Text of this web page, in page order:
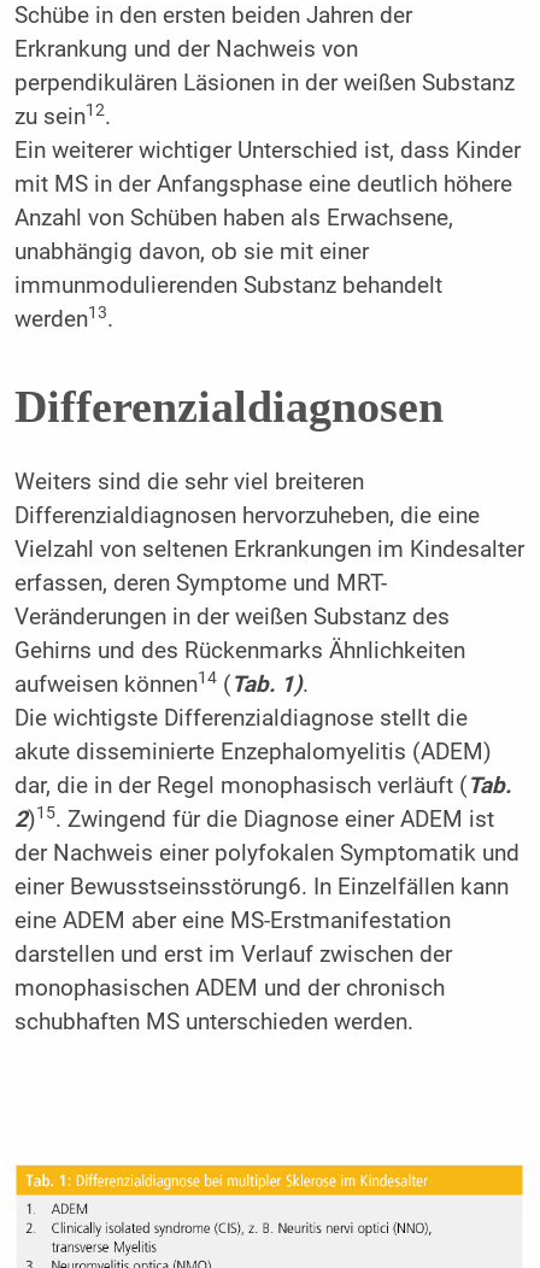
Schübe in den ersten beiden Jahren der
Erkrankung und der Nachweis von
perpendikulären Läsionen in der weißen Substanz
zu sein12.
Ein weiterer wichtiger Unterschied ist, dass Kinder
mit MS in der Anfangsphase eine deutlich höhere
Anzahl von Schüben haben als Erwachsene,
unabhängig davon, ob sie mit einer
immunmodulierenden Substanz behandelt
werden13.
Differenzialdiagnosen
Weiters sind die sehr viel breiteren
Differenzialdiagnosen hervorzuheben, die eine
Vielzahl von seltenen Erkrankungen im Kindesalter
erfassen, deren Symptome und MRT-
Veränderungen in der weißen Substanz des
Gehirns und des Rückenmarks Ähnlichkeiten
aufweisen können14(Tab. 1).
Die wichtigste Differenzialdiagnose stellt die
akute disseminierte Enzephalomyelitis (ADEM)
dar, die in der Regel monophasisch verläuft (Tab.
2)15. Zwingend für die Diagnose einer ADEM ist
der Nachweis einer polyfokalen Symptomatik und
einer Bewusstseinsstörung6. In Einzelfällen kann
eine ADEM aber eine MS-Erstmanifestation
darstellen und erst im Verlauf zwischen der
monophasischen ADEM und der chronisch
schubhaften MS unterschieden werden.